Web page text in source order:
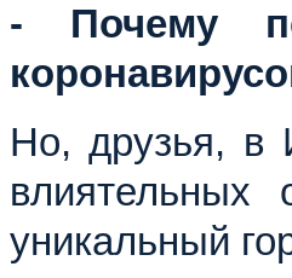
- Почему
Но, друзья, в
влиятельных
уникальный